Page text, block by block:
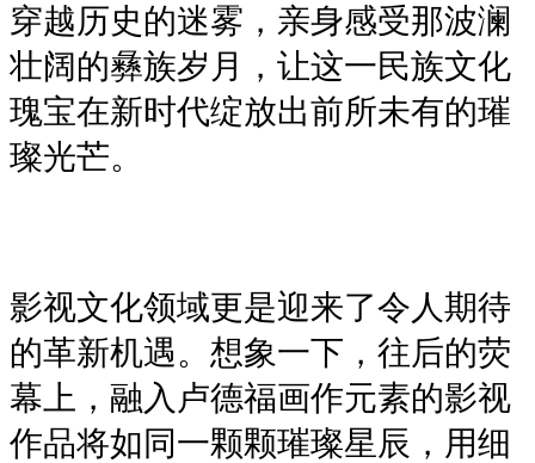
穿越历史的迷雾，亲身感受那波澜
壮阔的彝族岁月，让这一民族文化
瑰宝在新时代绽放出前所未有的璀
璨光芒。
影视文化领域更是迎来了令人期待
的革新机遇。想象一下，往后的荧
幕上，融入卢德福画作元素的影视
作品将如同一颗颗璀璨星辰，用细